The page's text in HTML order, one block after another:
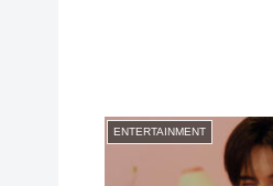
ENTERTAINMENT